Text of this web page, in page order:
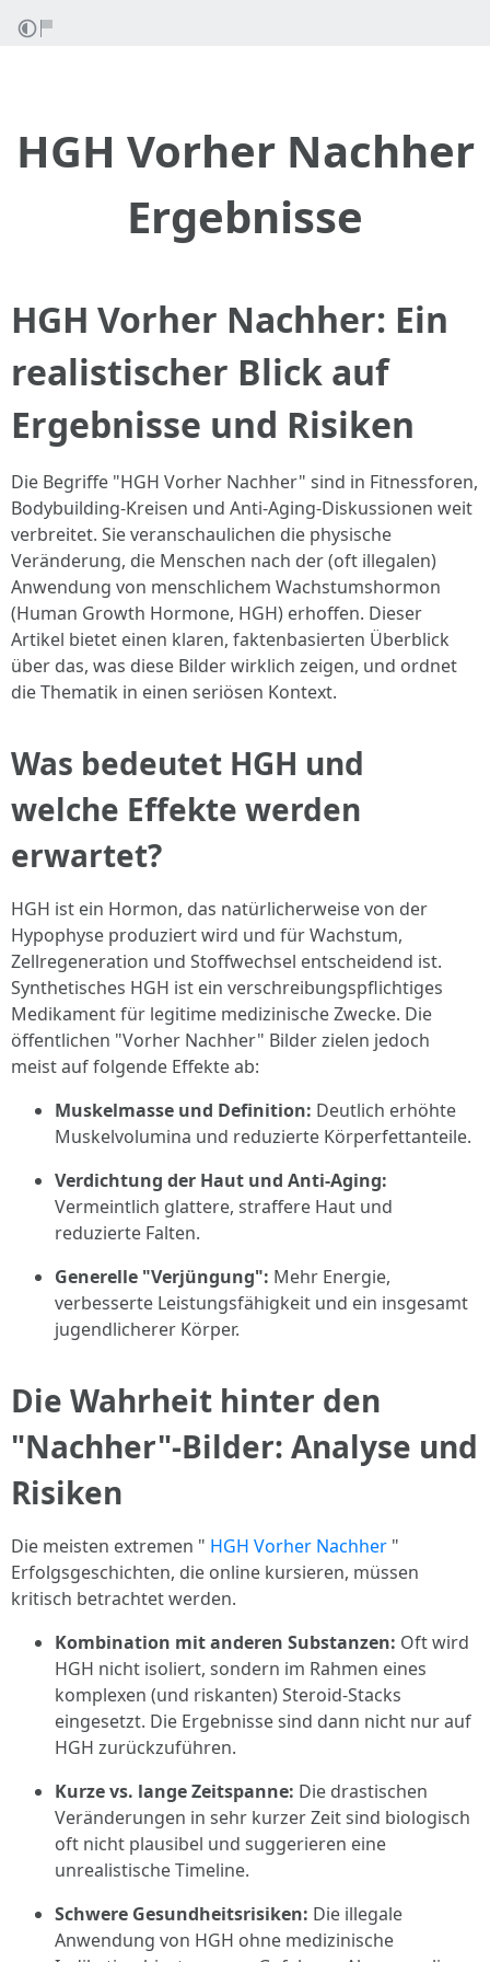
HGH Vorher Nachher
Ergebnisse
HGH Vorher Nachher: Ein
realistischer Blick auf
Ergebnisse und Risiken
Die Begriffe "HGH Vorher Nachher" sind in Fitnessforen,
Bodybuilding-Kreisen und Anti-Aging-Diskussionen weit
verbreitet. Sie veranschaulichen die physische
Veränderung, die Menschen nach der (oft illegalen)
Anwendung von menschlichem Wachstumshormon
(Human Growth Hormone, HGH) erhoffen. Dieser
Artikel bietet einen klaren, faktenbasierten Überblick
über das, was diese Bilder wirklich zeigen, und ordnet
die Thematik in einen seriösen Kontext.
Was bedeutet HGH und
welche Effekte werden
erwartet?
HGH ist ein Hormon, das natürlicherweise von der
Hypophyse produziert wird und für Wachstum,
Zellregeneration und Stoffwechsel entscheidend ist.
Synthetisches HGH ist ein verschreibungspflichtiges
Medikament für legitime medizinische Zwecke. Die
öffentlichen "Vorher Nachher" Bilder zielen jedoch
meist auf folgende Effekte ab:
Muskelmasse und Definition: Deutlich erhöhte
Muskelvolumina und reduzierte Körperfettanteile.
Verdichtung der Haut und Anti-Aging:
Vermeintlich glattere, straffere Haut und
reduzierte Falten.
Generelle "Verjüngung": Mehr Energie,
verbesserte Leistungsfähigkeit und ein insgesamt
jugendlicherer Körper.
Die Wahrheit hinter den
"Nachher"-Bilder: Analyse und
Risiken
Die meisten extremen " HGH Vorher Nachher "
Erfolgsgeschichten, die online kursieren, müssen
kritisch betrachtet werden.
Kombination mit anderen Substanzen: Oft wird
HGH nicht isoliert, sondern im Rahmen eines
komplexen (und riskanten) Steroid-Stacks
eingesetzt. Die Ergebnisse sind dann nicht nur auf
HGH zurückzuführen.
Kurze vs. lange Zeitspanne: Die drastischen
Veränderungen in sehr kurzer Zeit sind biologisch
oft nicht plausibel und suggerieren eine
unrealistische Timeline.
Schwere Gesundheitsrisiken: Die illegale
Anwendung von HGH ohne medizinische